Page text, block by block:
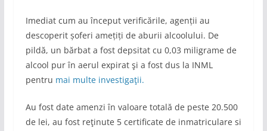
Imediat cum au început verificările, agenții au
descoperit șoferi amețiți de aburii alcoolului. De
pildă, un bărbat a fost depsitat cu 0,03 miligrame de
alcool pur în aerul expirat şi a fost dus la INML
pentru mai multe investigaţii.
Au fost date amenzi în valoare totală de peste 20.500
de lei, au fost reţinute 5 certificate de inmatriculare si